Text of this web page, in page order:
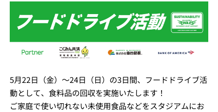
5月22日（金）～24日（日）の3日間、フードドライブ活
動として、食料品の回収を実施いたします！
ご家庭で使い切れない未使用食品などをスタジアムにお